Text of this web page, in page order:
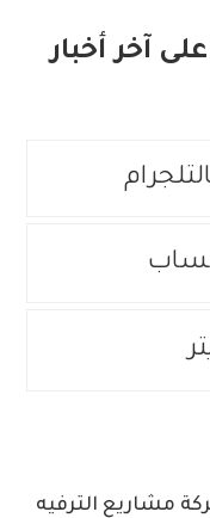
آخر أخبار
مشاريع الترفيه